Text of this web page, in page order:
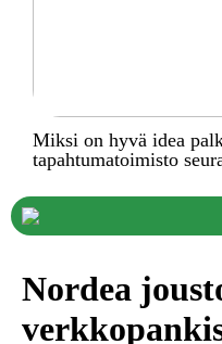
Miksi on hyvä idea
tapahtumatoimisto
Nordea